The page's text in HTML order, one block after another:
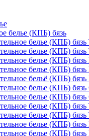
белье (КПБ) бязь
белье (КПБ)
белье (КПБ)
белье (КПБ)
белье (КПБ)
бельё (КПБ)
белье (КПБ) бязь
белье (КПБ)
белье (КПБ) бязь
белье (КПБ)
белье (КПБ)
белье (КПБ)